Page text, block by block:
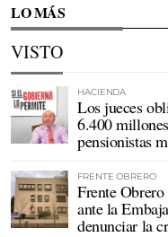
LO MÁS
VISTO
HACIENDA
Los jueces
6.400
pensionistas
FRENTE OBRERO
Frente
ante la
denunciar la